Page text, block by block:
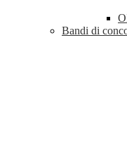
Bandi di